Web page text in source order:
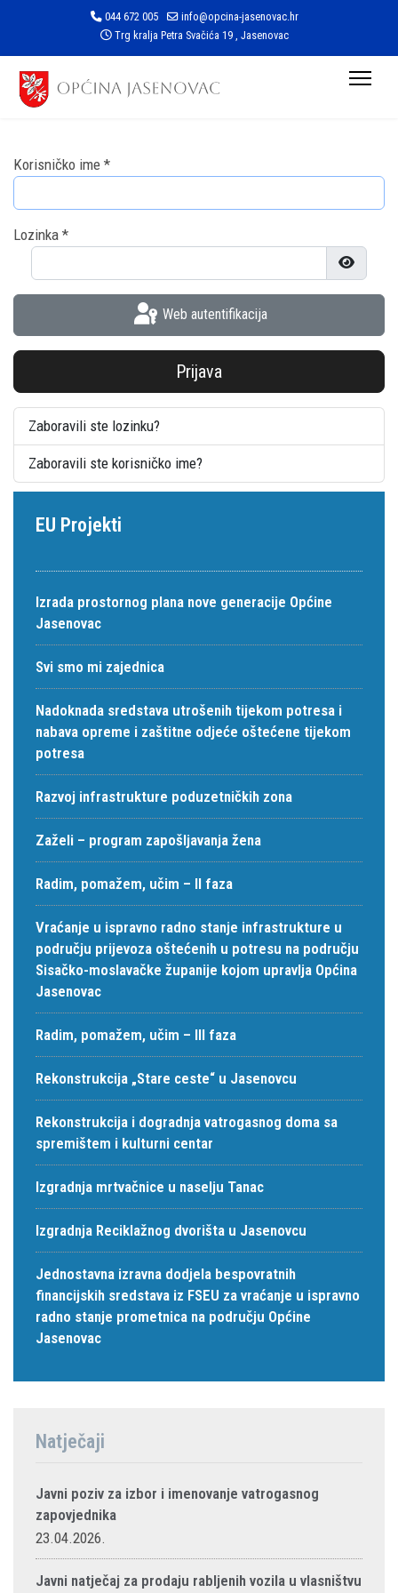
044 672 005
info@opcina-jasenovac.hr
Trg kralja Petra Svačića 19 , Jasenovac
Korisničko ime *
Lozinka *
Prikaži
Web autentifikacija
Prijava
Zaboravili ste lozinku?
Zaboravili ste korisničko ime?
EU Projekti
Izrada prostornog plana nove generacije Općine
Jasenovac
Svi smo mi zajednica
Nadoknada sredstava utrošenih tijekom potresa i
nabava opreme i zaštitne odjeće oštećene tijekom
potresa
Razvoj infrastrukture poduzetničkih zona
Zaželi – program zapošljavanja žena
Radim, pomažem, učim – II faza
Vraćanje u ispravno radno stanje infrastrukture u
području prijevoza oštećenih u potresu na području
Sisačko-moslavačke županije kojom upravlja Općina
Jasenovac
Radim, pomažem, učim – III faza
Rekonstrukcija „Stare ceste“ u Jasenovcu
Rekonstrukcija i dogradnja vatrogasnog doma sa
spremištem i kulturni centar
Izgradnja mrtvačnice u naselju Tanac
Izgradnja Reciklažnog dvorišta u Jasenovcu
Jednostavna izravna dodjela bespovratnih
financijskih sredstava iz FSEU za vraćanje u ispravno
radno stanje prometnica na području Općine
Jasenovac
Natječaji
Javni poziv za izbor i imenovanje vatrogasnog
zapovjednika
23.04.2026.
Javni natječaj za prodaju rabljenih vozila u vlasništvu